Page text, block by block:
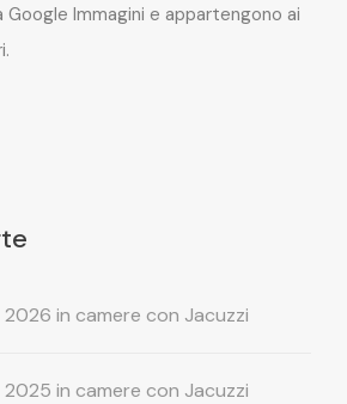
Immagini e appartengono ai
2026 in camere con Jacuzzi
2025 in camere con Jacuzzi